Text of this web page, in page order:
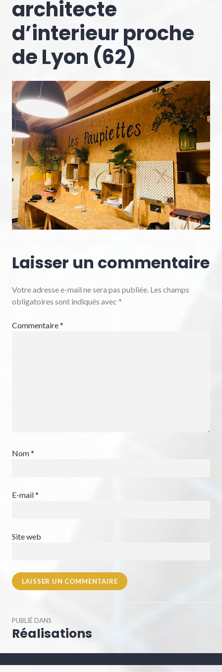
architecte
d’interieur proche
de Lyon (62)
Laisser un commentaire
Votre adresse e-mail ne sera pas publiée. Les champs
obligatoires sont indiqués avec *
Commentaire*
Nom*
E-mail*
Site web
dePUBLIÉ DANS
Réalisations